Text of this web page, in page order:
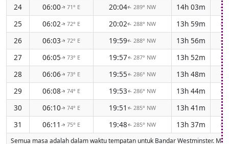
24
06:00↑71° E 20:04↑ 289° NW 14h 03m
-
25
06:02↑72° E 20:02↑ 288° NW 13h 59m
-
26
06:03↑72° E 19:59↑ 288° NW 13h 56m
-
27
06:05↑73° E 19:57↑ 287° NW 13h 52m
-
28
06:06↑73° E 19:55↑ 286° NW 13h 48m
-
29
06:08↑ 74° E 19:53↑ 286° NW 13h 44m
-
30
06:10↑ 74° E 19:51 ↑ 285° NW 13h 41m
-
31
06:11 ↑ 75° E 19:48↑ 285° NW 13h 37m -
Semua masa adalah dalam waktu tempatan untuk Bandar Westminster.